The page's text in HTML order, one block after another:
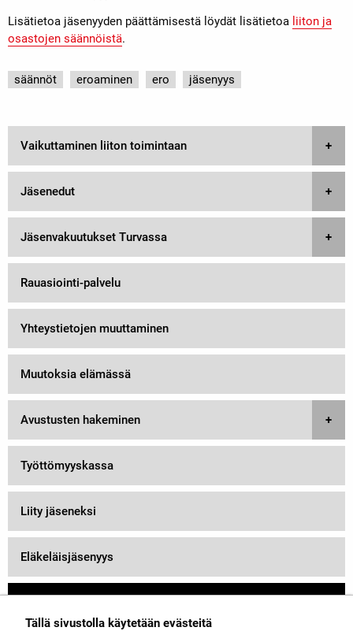
Tällä sivustolla käytetään evästeitä
Lisätietoa jäsenyyden päättämisestä löydät lisätietoa liiton ja
osastojen säännöistä.
säännöt eroaminen ero jäsenyys
Vaikuttaminen liiton toimintaan
Jäsenedut
Jäsenvakuutukset Turvassa
Rauasiointi-palvelu
Yhteystietojen muuttaminen
Muutoksia elämässä
Avustusten hakeminen
Työttömyyskassa
Liity jäseneksi
Eläkeläisjäsenyys